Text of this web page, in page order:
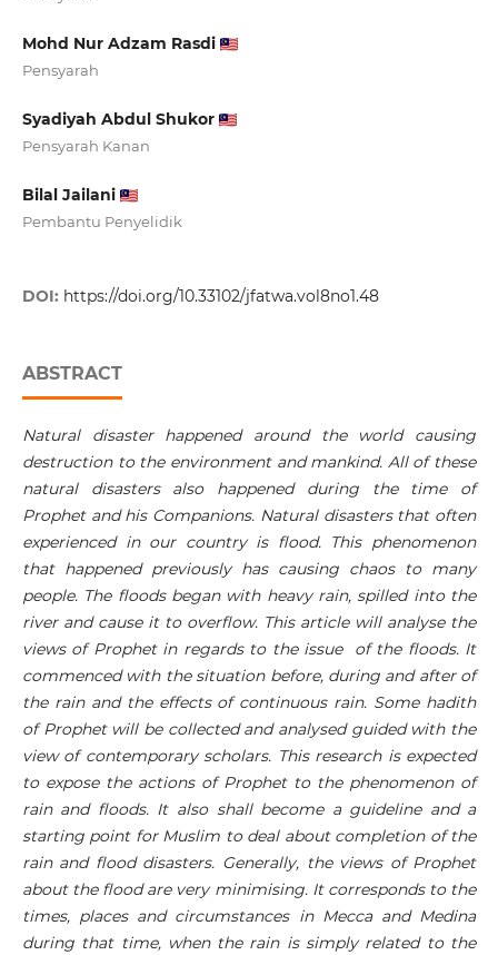
Mohd Nur Adzam Rasdi
Pensyarah
Syadiyah Abdul Shukor
Pensyarah Kanan
Bilal Jailani
Pembantu Penyelidik
DOI: https://doi.org/10.33102/jfatwa.vol8no1.48
ABSTRACT
Natural disaster happened around the world causing
destruction to the environment and mankind. All of these
natural disasters also happened during the time of
Prophet and his Companions. Natural disasters that often
experienced in our country is flood. This phenomenon
that happened previously has causing chaos to many
people. The floods began with heavy rain, spilled into the
river and cause it to overflow. This article will analyse the
views of Prophet in regards to the issue of the floods. It
commenced with the situation before, during and after of
the rain and the effects of continuous rain. Some hadith
of Prophet will be collected and analysed guided with the
view of contemporary scholars. This research is expected
to expose the actions of Prophet to the phenomenon of
rain and floods. It also shall become a guideline and a
starting point for Muslim to deal about completion of the
rain and flood disasters. Generally, the views of Prophet
about the flood are very minimising. It corresponds to the
times, places and circumstances in Mecca and Medina
during that time, when the rain is simply related to the